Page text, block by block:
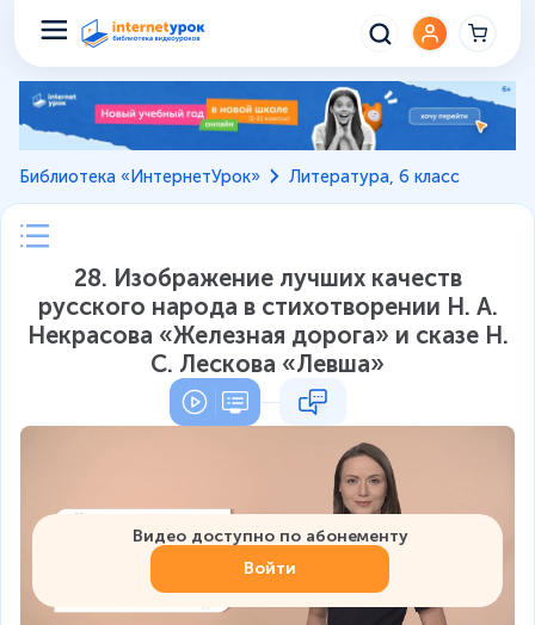
Библиотека «ИнтернетУрок» Литература, 6 класс
28. Изображение лучших качеств
русского народа в стихотворении Н. А.
Некрасова «Железная дорога» и сказе Н.
С. Лескова «Левша»
Видео доступно по абонементу
Войти